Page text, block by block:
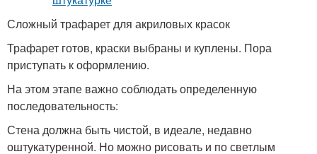
Сложный трафарет для акриловых красок
Трафарет готов, краски выбраны и куплены. Пора
приступать к оформлению.
На этом этапе важно соблюдать определенную
последовательность:
Стена должна быть чистой, в идеале, недавно
оштукатуренной. Но можно рисовать и по светлым